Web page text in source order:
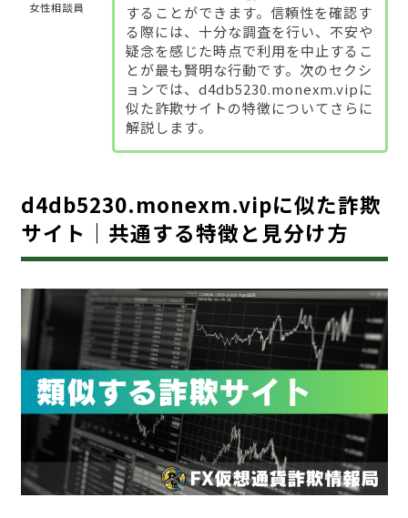
女性相談員
することができます。信頼性を確認す
る際には、十分な調査を行い、不安や
疑念を感じた時点で利用を中止するこ
とが最も賢明な行動です。次のセクシ
ョンでは、d4db5230.monexm.vipに
似た詐欺サイトの特徴についてさらに
解説します。
d4db5230.monexm.vipに似た詐欺
サイト｜共通する特徴と見分け方